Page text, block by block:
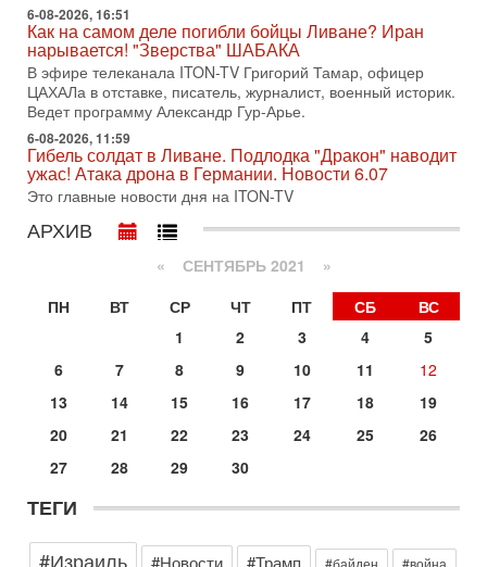
молчат Трамп и Нетаньяху?
Недавний визит премьер-министра Израиля Биньямина
Нетаньяху в США и его встреча с Дональдом Трампом
оставили больше вопросов, чем ответов. Полная
31-07-2026, 15:18
Иран готовит покушение на Нетаниягу! Трамп не
хочет эскалации, но КСИР готовит взрыв!
В эфире телеканала ITON-TV СЕРГЕЙ МИГДАЛЬ, эксперт
по вопросам безопасности, офицер запаса
Международного управления полиции Израиля, автор
31-07-2026, 09:02
Битва за разоружение ХАМАСа - НОВОСТИ
Сегодня президент США Дональд Трамп заявил о
достижении исторического соглашения о полном
разоружении ХАМАСа и других вооруженных группировок в
30-07-2026, 17:59
Иран доведет Трампа до крайних мер? Разбор и
оценка от военного обозревателя Давида Шарпа
с каждым днем. Почему Трамп в самый последний момент
отменил решение о нанесении тяжелых ударов
Покупатель авиакомпании «Аркия» намерен
Вокруг возможной продажи авиакомпании «Аркия»
6-08-2026, 16:51
Как на самом деле погибли бойцы Ливане? Иран
нарывается! "Зверства" ШАБАКА
В эфире телеканала ITON-TV Григорий Тамар, офицер
ЦАХАЛа в отставке, писатель, журналист, военный историк.
Ведет программу Александр Гур-Арье.
6-08-2026, 11:59
Гибель солдат в Ливане. Подлодка "Дракон" наводит
ужас! Атака дрона в Германии. Новости 6.07
Это главные новости дня на ITON-TV
АРХИВ
« СЕНТЯБРЬ 2021 »
ПН
ВТ СР ЧТ ПТ СБ
ВС
1
2 3 4
5
6
7 8 9 10 11
12
13
14 15 16 17 18
19
20
21 22 23 24 25
26
27
28 29 30
ТЕГИ
#Израиль
#Новости #Трамп